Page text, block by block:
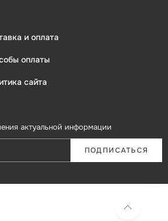
и оплата
оплаты
сайта
актуальной информации
ПОДПИСАТЬСЯ
сетях